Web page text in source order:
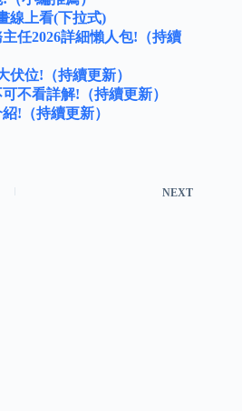
線上看(下拉式)
任2026詳細懶人包!（持續
伏位!（持續更新）
不看詳解!（持續更新）
!（持續更新）
NEXT